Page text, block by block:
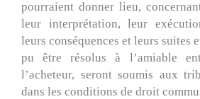
pourraient donner lieu,
leur interprétation, leur
leurs conséquences et leurs suites
pu être résolus à l’amiable
l’acheteur, seront soumis aux
dans les conditions de droit